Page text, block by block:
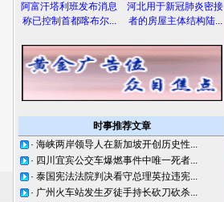
阿富汗塔利班发布消息
称已控制首都喀布尔...
河北用于新冠肺炎密接
者的房屋主体结构陆...
时事推荐文章
· 海峡两岸领导人在新加坡开创历史性...
· 四川宜宾公交车爆燃事件中唯一死者...
· 泰国宪法法院判决看守总理英拉违宪...
· 广州火车站发生歹徒手持长砍刀砍杀...